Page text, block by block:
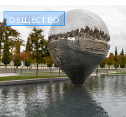
ОБЩЕСТВО